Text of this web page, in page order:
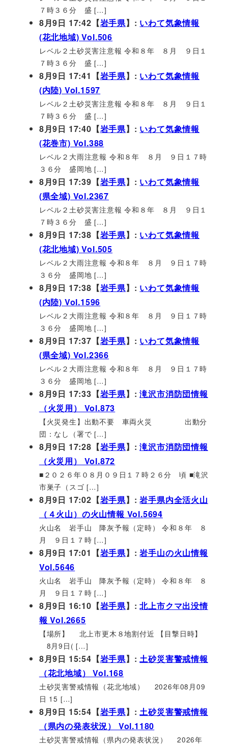
７時３６分 盛 […]
8月9日 17:42【岩手県】: いわて気象情報
(花北地域) Vol.506
レベル２土砂災害注意報 令和８年 ８月 ９日１
７時３６分 盛 […]
8月9日 17:41【岩手県】: いわて気象情報
(内陸) Vol.1597
レベル２土砂災害注意報 令和８年 ８月 ９日１
７時３６分 盛 […]
8月9日 17:40【岩手県】: いわて気象情報
(花巻市) Vol.388
レベル２大雨注意報 令和８年 ８月 ９日１７時
３６分 盛岡地 […]
8月9日 17:39【岩手県】: いわて気象情報
(県全域) Vol.2367
レベル２土砂災害注意報 令和８年 ８月 ９日１
７時３６分 盛 […]
8月9日 17:38【岩手県】: いわて気象情報
(花北地域) Vol.505
レベル２大雨注意報 令和８年 ８月 ９日１７時
３６分 盛岡地 […]
8月9日 17:38【岩手県】: いわて気象情報
(内陸) Vol.1596
レベル２大雨注意報 令和８年 ８月 ９日１７時
３６分 盛岡地 […]
8月9日 17:37【岩手県】: いわて気象情報
(県全域) Vol.2366
レベル２大雨注意報 令和８年 ８月 ９日１７時
３６分 盛岡地 […]
8月9日 17:33【岩手県】:滝沢市消防団情報
（火災用） Vol.873
【火災発生】出動不要 車両火災 出動分
団：なし（署で […]
8月9日 17:28【岩手県】:滝沢市消防団情報
（火災用） Vol.872
■２０２６年０８月０９日１７時２６分 頃 ■滝沢
市巣子（スゴ […]
8月9日 17:02【岩手県】:岩手県内全活火山
（４火山）の火山情報 Vol.5694
火山名 岩手山 降灰予報（定時） 令和８年 ８
月 ９日１７時 […]
8月9日 17:01【岩手県】:岩手山の火山情報
Vol.5646
火山名 岩手山 降灰予報（定時） 令和８年 ８
月 ９日１７時 […]
8月9日 16:10【岩手県】:北上市クマ出没情
報 Vol.2665
【場所】 北上市更木８地割付近 【目撃日時】
8月9日( […]
8月9日 15:54【岩手県】:土砂災害警戒情報
（花北地域） Vol.168
土砂災害警戒情報（花北地域） 2026年08月09
日 15 […]
8月9日 15:54【岩手県】:土砂災害警戒情報
（県内の発表状況） Vol.1180
土砂災害警戒情報（県内の発表状況） 2026年